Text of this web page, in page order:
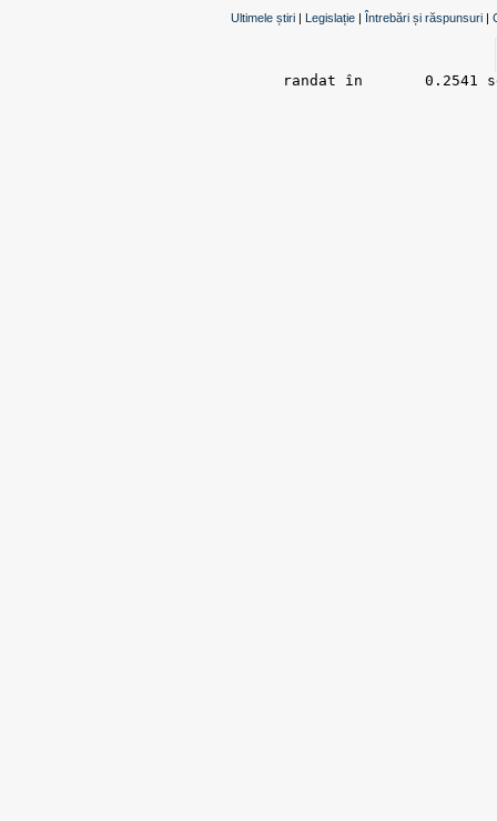
Ultimele știri | Legislație | Întrebări și răspunsuri |
randat în